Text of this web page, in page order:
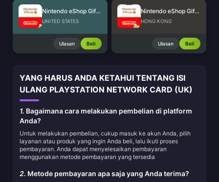
Nintendo eShop Gift Card (US)
UNITED STATES
Ulasan Beli
Nintendo eShop Gift Card (HK)
HONG KONG
Ulasan Beli
YANG HARUS ANDA KETAHUI TENTANG ISI
ULANG PLAYSTATION NETWORK CARD (UK)
1. Bagaimana cara melakukan pembelian di platform
Anda?
Untuk melakukan pembelian, cukup masuk ke akun Anda, pilih
layanan atau produk yang ingin Anda beli, lalu ikuti proses
pembayaran. Anda dapat menyelesaikan pembayaran
menggunakan metode pembayaran yang tersedia
2. Metode pembayaran apa saja yang Anda terima?